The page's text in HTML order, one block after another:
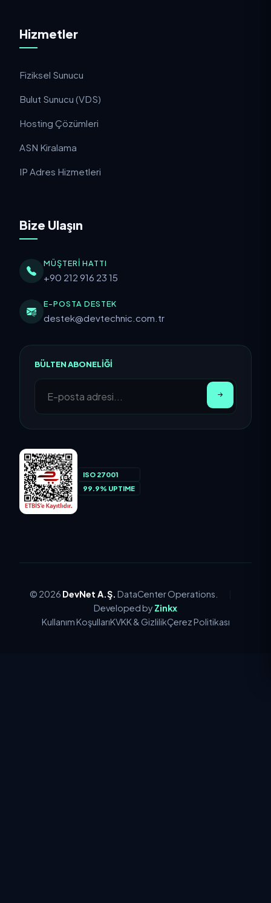
Hizmetler
Fiziksel Sunucu
Bulut Sunucu (VDS)
Hosting Çözümleri
ASN Kiralama
IP Adres Hizmetleri
Bize Ulaşın
MÜŞTERI HATTI
+90 212 916 23 15
E-POSTA DESTEK
destek@devtechnic.com.tr
BÜLTEN ABONELIĞI
ISO 27001
99.9% UPTIME
© 2026 DevNet A.Ş. DataCenter Operations.
Developed by Zinkx
Kullanım KoşullarıKVKK & GizlilikÇerez Politikası